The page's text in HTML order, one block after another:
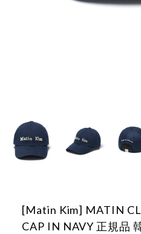
[Matin Kim] MATIN
CAP IN NAVY 正規品